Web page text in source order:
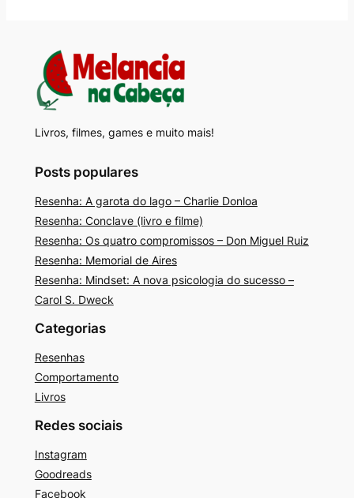
Livros, filmes, games e muito mais!
Posts populares
Resenha: A garota do lago – Charlie Donloa
Resenha: Conclave (livro e filme)
Resenha: Os quatro compromissos – Don Miguel Ruiz
Resenha: Memorial de Aires
Resenha: Mindset: A nova psicologia do sucesso –
Carol S. Dweck
Categorias
Resenhas
Comportamento
Livros
Redes sociais
Instagram
Goodreads
Facebook